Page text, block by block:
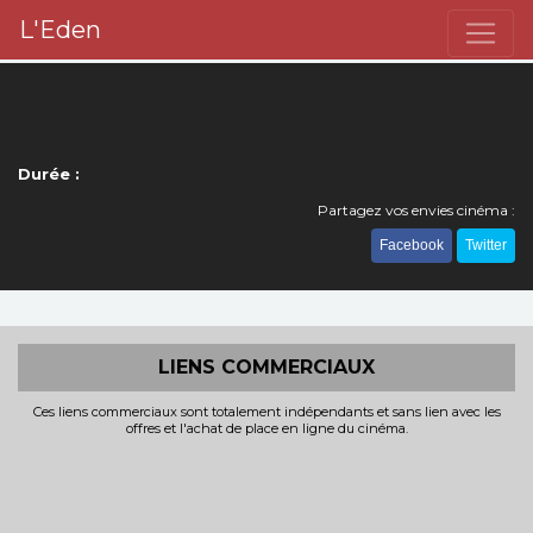
L'Eden
Durée :
Partagez vos envies cinéma :
Facebook Twitter
LIENS COMMERCIAUX
Ces liens commerciaux sont totalement indépendants et sans lien avec les
offres et l'achat de place en ligne du cinéma.